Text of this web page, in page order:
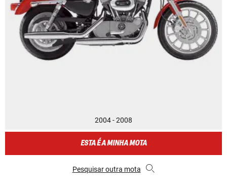
2004 - 2008
ESTA É A MINHA MOTA
Pesquisar outra mota